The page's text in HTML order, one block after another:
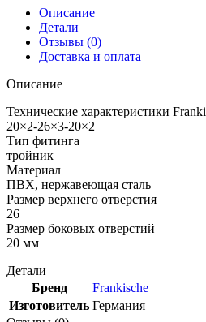
Описание
Детали
Отзывы (0)
Доставка и оплата
Описание
Технические характеристики
20×2-26×3-20×2
Тип фитинга
тройник
Материал
ПВХ, нержавеющая сталь
Размер верхнего отверстия
26
Размер боковых отверстий
20 мм
Детали
Бренд
Frankische
Изготовитель Германия